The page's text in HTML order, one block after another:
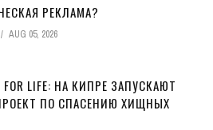
РЕКЛАМА?
AUG 05, 2026
FOR LIFE: НА КИПРЕ ЗАПУСКАЮТ
ПО СПАСЕНИЮ ХИЩНЫХ